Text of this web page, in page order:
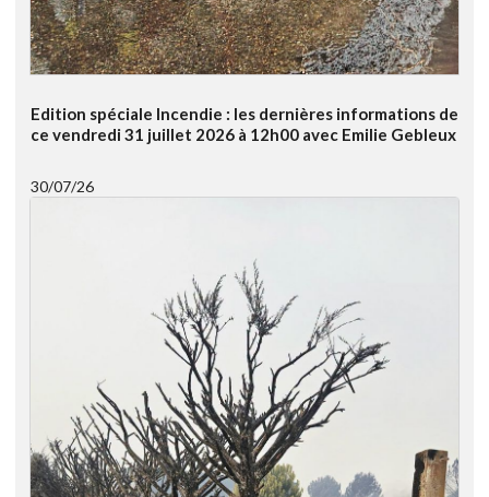
Edition spéciale Incendie : les dernières informations de
ce vendredi 31 juillet 2026 à 12h00 avec Emilie Gebleux
30/07/26